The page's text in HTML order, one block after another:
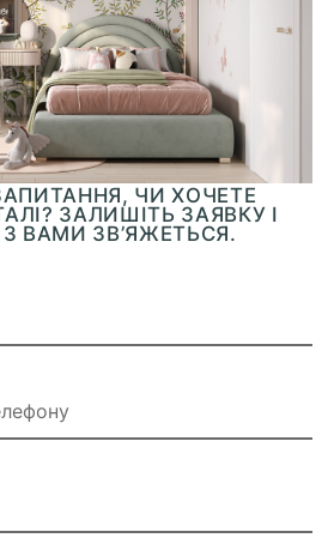
ЧИ ХОЧЕТЕ
ЗАЛИШІТЬ ЗАЯВКУ І
ВАМИ ЗВ’ЯЖЕТЬСЯ.